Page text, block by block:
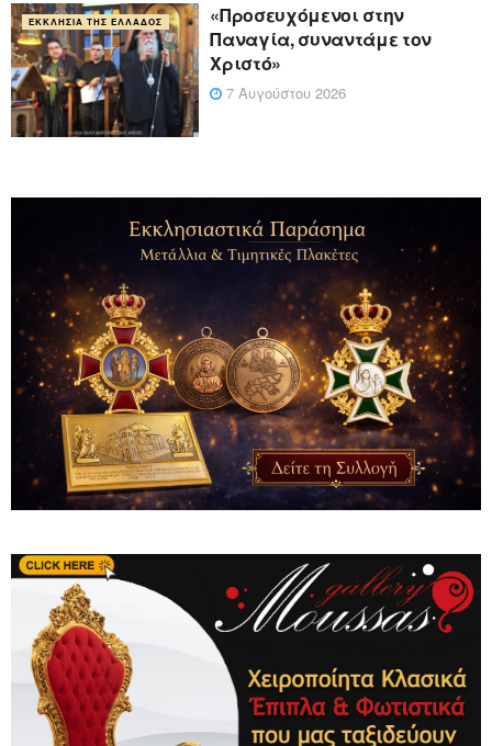
ΕΚΚΛΗΣΊΑ ΤΗΣ ΕΛΛΆΔΟΣ
«Προσευχόμενοι στην
Παναγία, συναντάμε τον
Χριστό»
7 Αυγούστου 2026